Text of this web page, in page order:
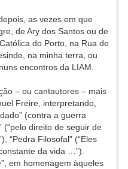
as vezes em que
de Ary dos Santos ou de
do Porto, na Rua de
na minha terra, ou
encontros da LIAM.
– ou cantautores – mais
Freire, interpretando,
(contra a guerra
(“pelo direito de seguir de
“Pedra Filosofal” (“Eles
da vida …”).
em homenagem àqueles